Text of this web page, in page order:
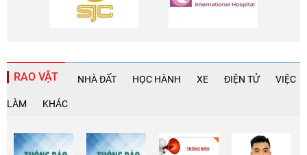
RAO VẶT NHÀ ĐẤT HỌC HÀNH XE ĐIỆN TỬ VIỆC
LÀM KHÁC